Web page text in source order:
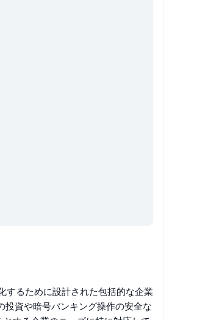
するために設計された包括的な企業
資や暗号バンキング操作の安全な